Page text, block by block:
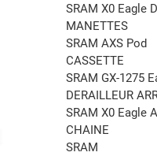
SRAM X0 Eagle
MANETTES
SRAM AXS Pod
CASSETTE
SRAM GX-1275
DERAILLEUR
SRAM X0 Eagle
CHAINE
SRAM